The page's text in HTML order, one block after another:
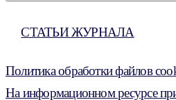
СТАТЬИ ЖУРНАЛА
Политика обработки файлов
На информационном ресурсе